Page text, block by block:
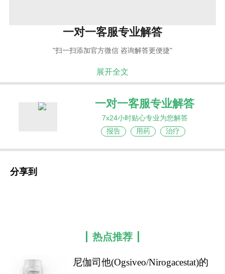
一对一客服专业解答
"扫一扫添加官方微信 咨询解答更便捷"
展开全文
一对一客服专业解答
7x24小时贴心专业为您解答
报告
用药 治疗
分享到
热点推荐
尼伽司他(Ogsiveo/Nirogacestat)的